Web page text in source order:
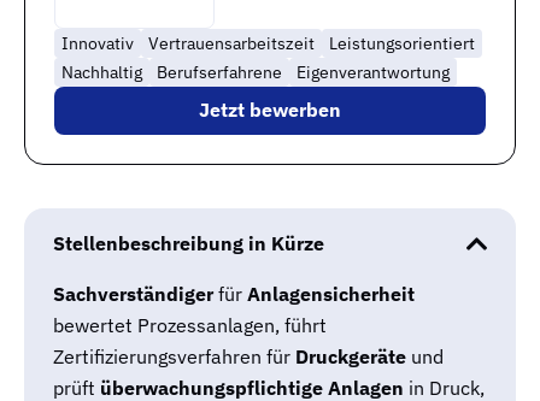
Stellenbeschreibung in Kürze
Sachverständigerfür Anlagensicherheit
bewertet Prozessanlagen, führt
Zertifizierungsverfahren für Druckgeräte und
prüft überwachungspflichtige Anlagen in Druck,
Innovativ Vertrauensarbeitszeit
Leistungsorientiert
Nachhaltig
Berufserfahrene Eigenverantwortung
Jetzt bewerben